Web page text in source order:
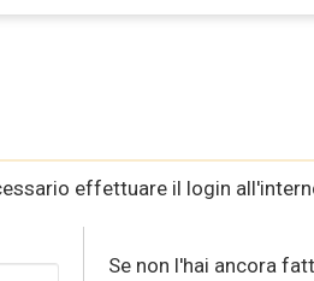
effettuare il login
Se non l'hai ancora